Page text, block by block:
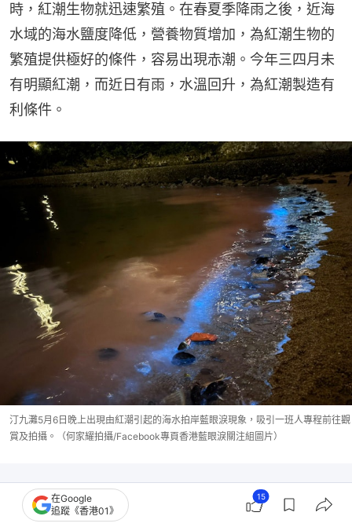
時，紅潮生物就迅速繁殖。在春夏季降雨之後，近海
水域的海水鹽度降低，營養物質增加，為紅潮生物的
繁殖提供極好的條件，容易出現赤潮。今年三四月未
有明顯紅潮，而近日有雨，水溫回升，為紅潮製造有
利條件。
汀九灘5月6日晚上出現由紅潮引起的海水拍岸藍眼淚現象，吸引一班人專程前往觀
賞及拍攝。（何家耀拍攝/Facebook專頁香港藍眼淚關注組圖片）
在Google
追蹤《香港01》
15